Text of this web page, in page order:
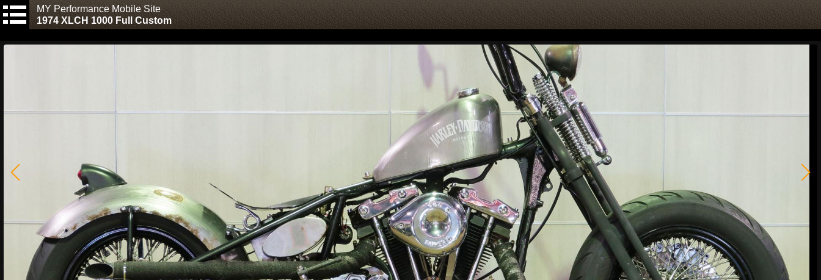
MY Performance Mobile Site
1974 XLCH 1000 Full Custom